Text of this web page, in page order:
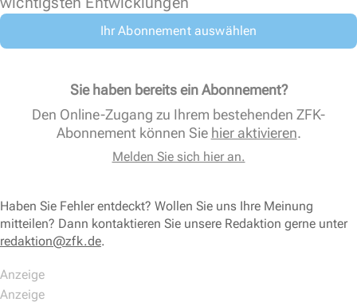
Ihr Abonnement auswählen
Sie haben bereits ein Abonnement?
Den Online-Zugang zu Ihrem bestehenden ZFK-
Abonnement können Sie hier aktivieren.
Melden Sie sich hier an.
Haben Sie Fehler entdeckt? Wollen Sie uns Ihre Meinung
mitteilen? Dann kontaktieren Sie unsere Redaktion gerne unter
redaktion@zfk.de.